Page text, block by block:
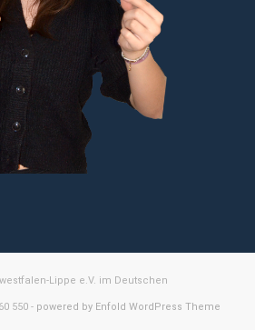
Lippe e.V. im Deutschen
550 - powered by Enfold WordPress Theme